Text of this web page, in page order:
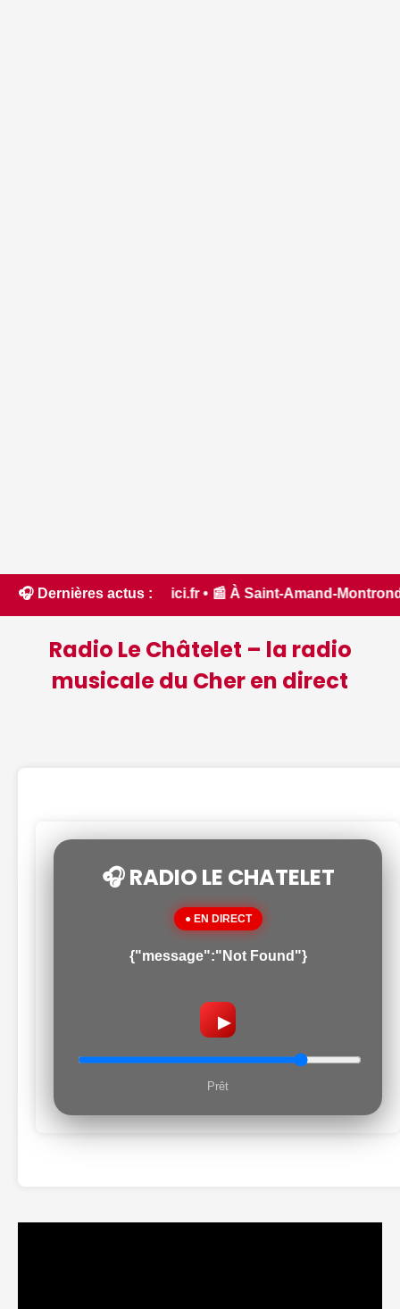
🎧 Dernières actus :
- ici.fr • 📰 À Saint-Amand-Montrond, les
Radio Le Châtelet – la radio
musicale du Cher en direct
🎧 RADIO LE CHATELET
● EN DIRECT
{"message":"Not Found"}
▶
Prêt